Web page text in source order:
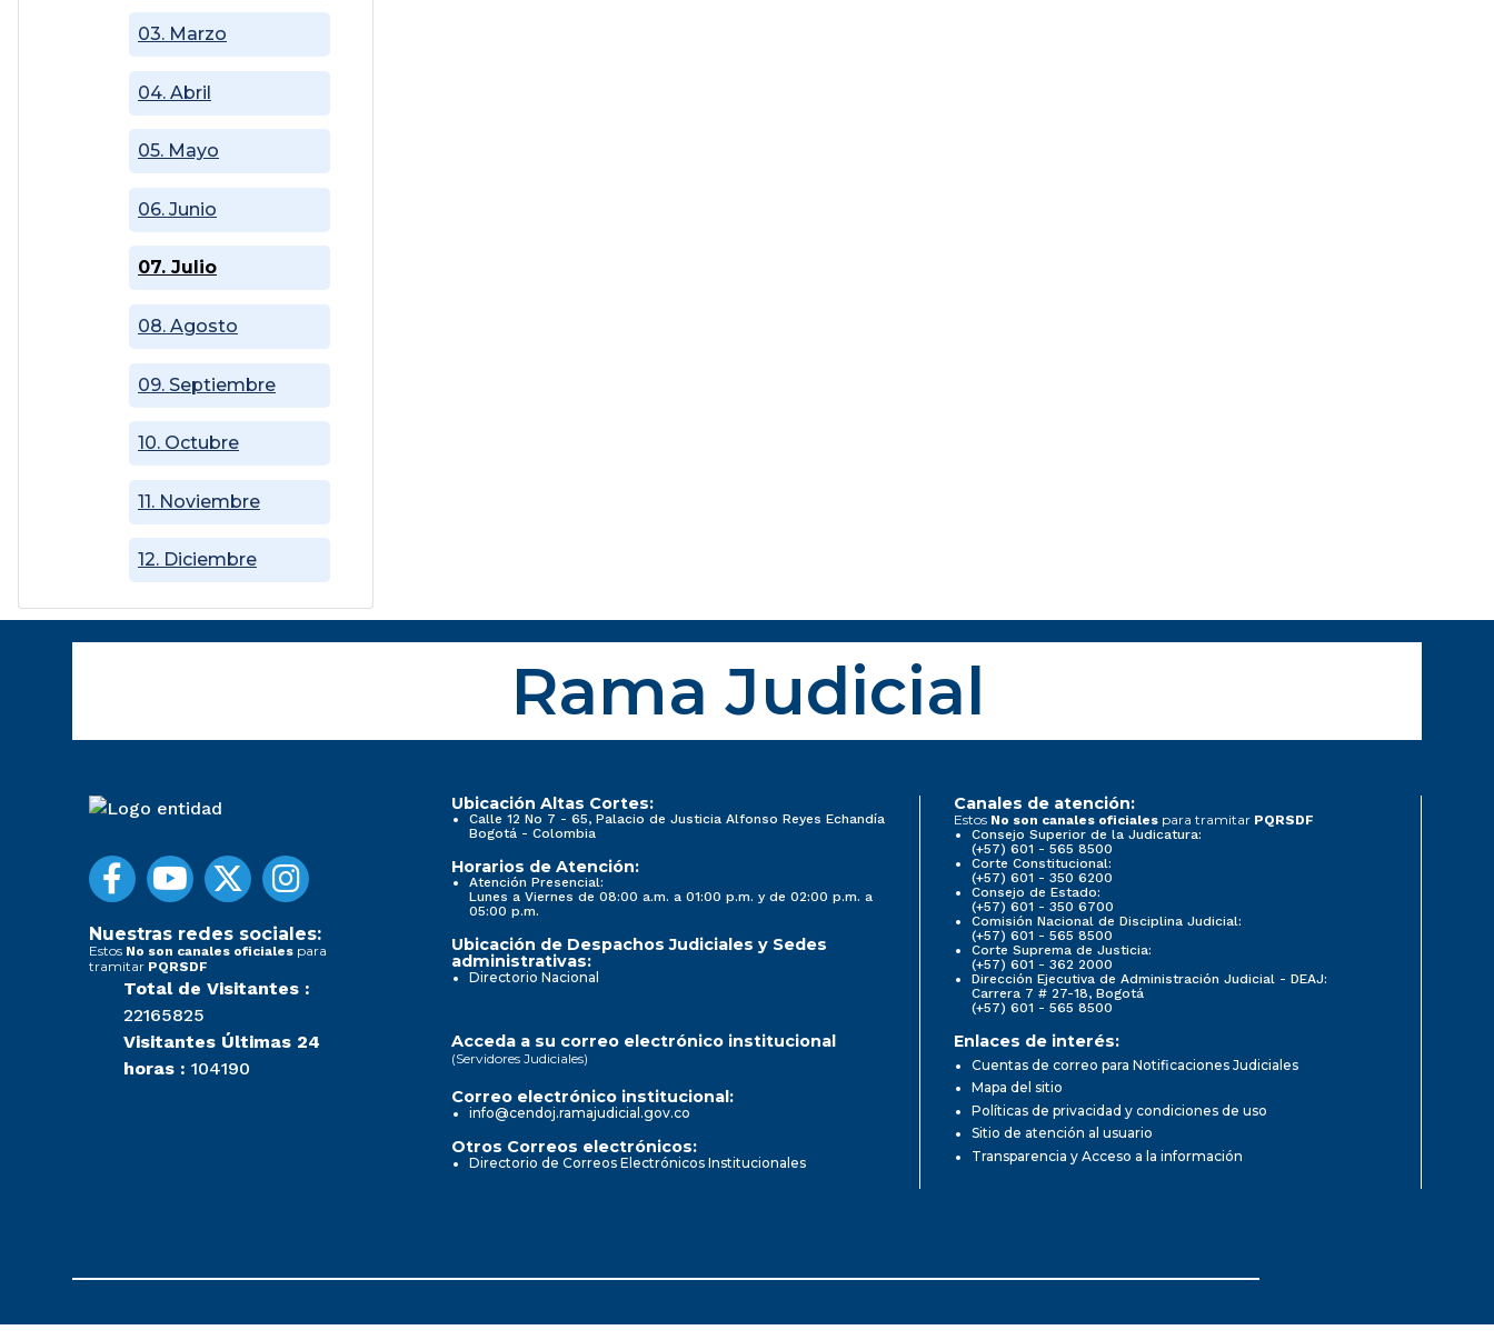
03. Marzo
04. Abril
05. Mayo
06. Junio
07. Julio
08. Agosto
09. Septiembre
10. Octubre
11. Noviembre
12. Diciembre
Rama Judicial
Nuestras redes sociales:
Estos No son canales oficiales para
tramitar PQRSDF
Total de Visitantes :
22165825
Visitantes Últimas 24
horas : 104190
Ubicación Altas Cortes:
Calle 12 No 7 - 65, Palacio de Justicia Alfonso Reyes Echandía
Bogotá - Colombia
Horarios de Atención:
Atención Presencial:
Lunes a Viernes de 08:00 a.m. a 01:00 p.m. y de 02:00 p.m. a
05:00 p.m.
Ubicación de Despachos Judiciales y Sedes
administrativas:
Directorio Nacional
Canales de atención:
Estos No son canales oficiales para tramitar PQRSDF
Consejo Superior de la Judicatura:
(+57) 601 - 565 8500
Corte Constitucional:
(+57) 601 - 350 6200
Consejo de Estado:
(+57) 601 - 350 6700
Comisión Nacional de Disciplina Judicial:
(+57) 601 - 565 8500
Corte Suprema de Justicia:
(+57) 601 - 362 2000
Dirección Ejecutiva de Administración Judicial - DEAJ:
Carrera 7 # 27-18, Bogotá
(+57) 601 - 565 8500
Acceda a su correo electrónico institucional
(Servidores Judiciales)
Correo electrónico institucional:
info@cendoj.ramajudicial.gov.co
Otros Correos electrónicos:
Directorio de Correos Electrónicos Institucionales
Enlaces de interés:
Cuentas de correo para Notificaciones Judiciales
Mapa del sitio
Políticas de privacidad y condiciones de uso
Sitio de atención al usuario
Transparencia y Acceso a la información